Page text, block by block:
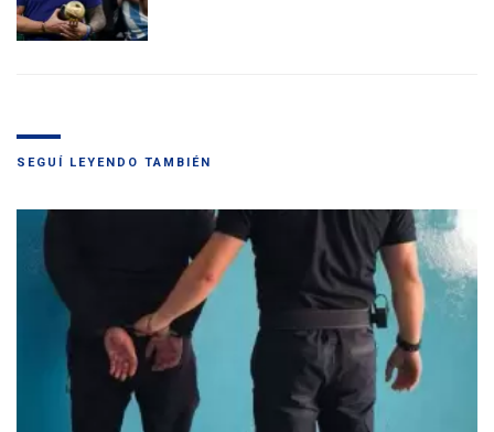
SEGUÍ LEYENDO TAMBIÉN